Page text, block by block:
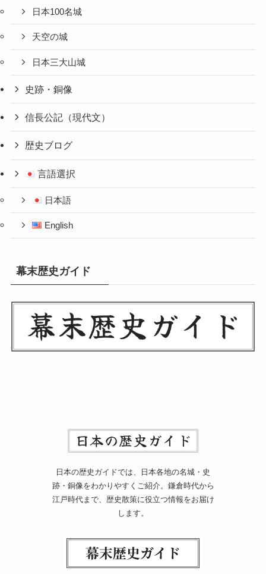
日本100名城
天空の城
日本三大山城
史跡・銅像
信長公記（現代文）
歴史ブログ
言語選択
日本語
English
幕末歴史ガイド
日本の歴史ガイドでは、日本各地の名城・史
跡・銅像をわかりやすくご紹介。鎌倉時代から
江戸時代まで、歴史散策に役立つ情報をお届け
します。